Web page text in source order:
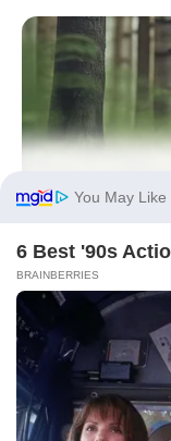
CTA LOVE
Why everything
wrong
BRAINBERRIES
Take A Look At
Roles